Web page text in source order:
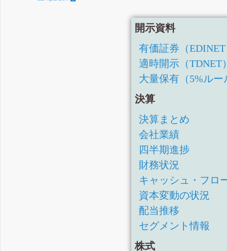
開示資料
有価証券（EDINET
適時開示（TDNET）
大量保有（5%ルー
決算
決算まとめ
会社業績
四半期進捗
財務状況
キャッシュ・フロ
資本変動の状況
配当推移
セグメント情報
株式